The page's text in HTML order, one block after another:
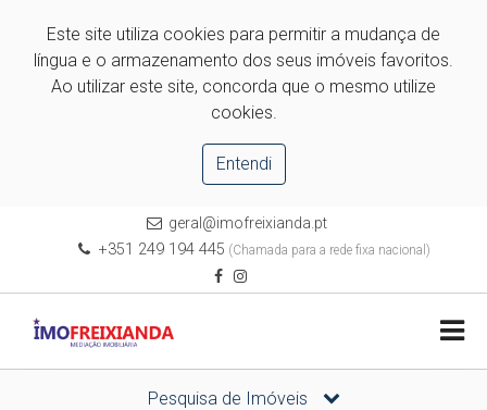
Este site utiliza cookies para permitir a mudança de
língua e o armazenamento dos seus imóveis favoritos.
Ao utilizar este site, concorda que o mesmo utilize
cookies.
Entendi
geral@imofreixianda.pt
+351 249 194 445 (Chamada para a rede fixa nacional)
Pesquisa de Imóveis